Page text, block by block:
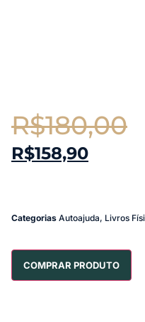
R$180,00
R$158,90
Categorias Autoajuda, Livros
COMPRAR PRODUTO